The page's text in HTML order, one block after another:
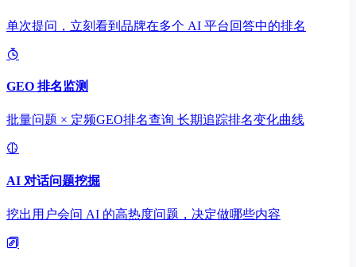
单次提问，立刻看到品牌在多个 AI 平台回答中的排名
GEO 排名监测
批量问题 × 定频GEO排名查询 长期追踪排名变化曲线
AI 对话问题挖掘
挖出用户会问 AI 的高热度问题，决定做哪些内容